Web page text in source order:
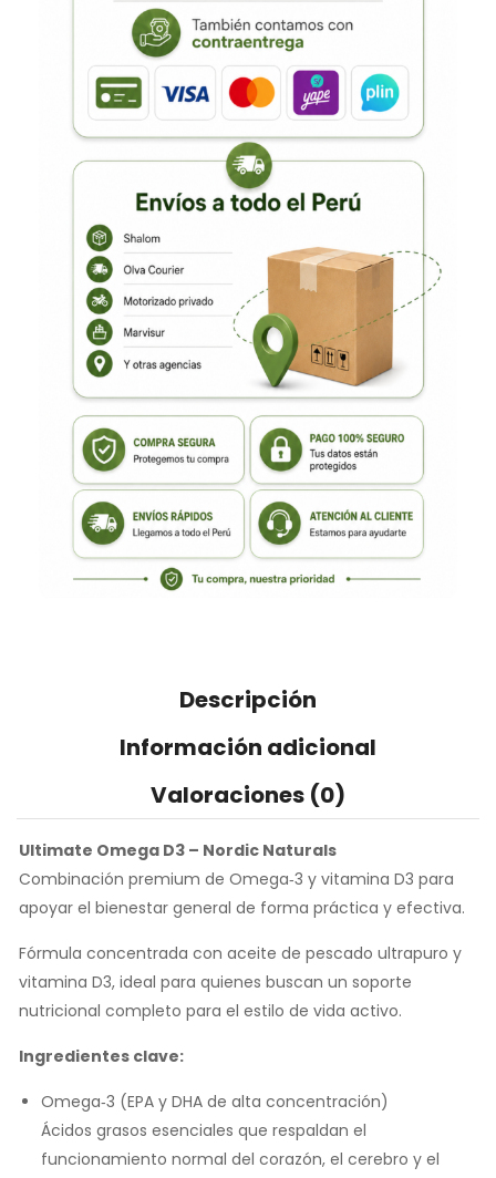
Descripción
Información adicional
Valoraciones (0)
Ultimate Omega D3 – Nordic Naturals
Combinación premium de Omega‑3 y vitamina D3 para
apoyar el bienestar general de forma práctica y efectiva.
Fórmula concentrada con aceite de pescado ultrapuro y
vitamina D3, ideal para quienes buscan un soporte
nutricional completo para el estilo de vida activo.
Ingredientes clave:
Omega‑3 (EPA y DHA de alta concentración)
Ácidos grasos esenciales que respaldan el
funcionamiento normal del corazón, el cerebro y el